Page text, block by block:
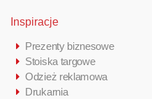
Inspiracje
Prezenty biznesowe
Stoiska targowe
Odzież reklamowa
Drukarnia